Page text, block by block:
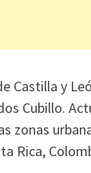
Castilla y
Cubillo.
zonas
Rica,